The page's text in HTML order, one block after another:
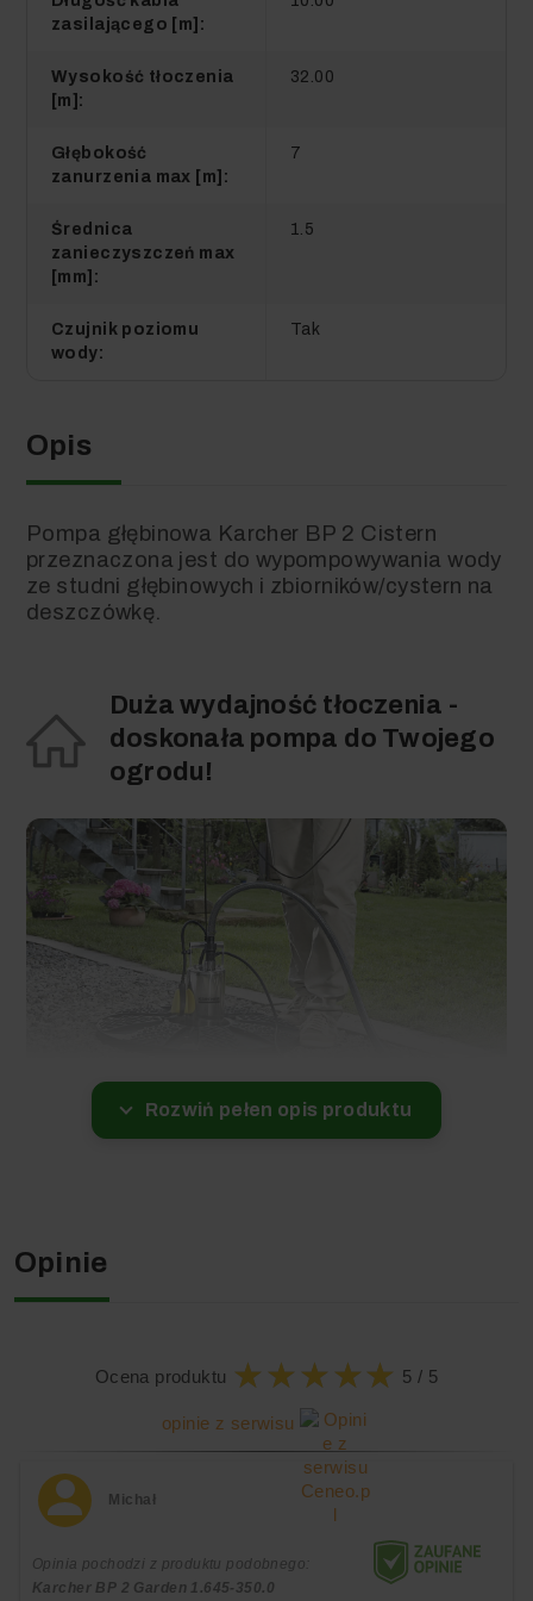
zasilającego [m]:
Wysokość tłoczenia
[m]:
32.00
Głębokość
zanurzenia max [m]:
7
Średnica
zanieczyszczeń max
[mm]:
1.5
Czujnik poziomu
wody:
Tak
Opis
Pompa głębinowa Karcher BP 2 Cistern
przeznaczona jest do wypompowywania wody
ze studni głębinowych i zbiorników/cystern na
deszczówkę.
Duża wydajność tłoczenia -
doskonała pompa do Twojego
ogrodu!
głębin!
Rozwiń pełen opis produktu
Opinie
Ocena produktu ★ ★ ★ ★★
★ ★ ★ ★★ 5 / 5
opinie z serwisu
Michał
Opinia pochodzi z produktu podobnego:
Karcher BP 2 Garden 1.645-350.0